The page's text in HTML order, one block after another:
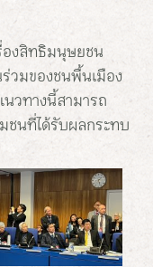
งสิทธิมนุษยชน
วมของชนพื้นเมือง
วทางนี้สามารถ
ชนที่ได้รับผลกระทบ